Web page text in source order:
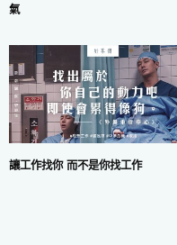
氣
讓工作找你 而不是你找工作